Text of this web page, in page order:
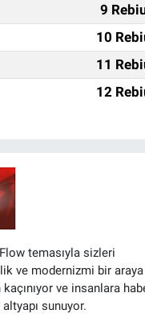
9
10
11
12
temasıyla sizleri
ve modernizmi bir araya
ve insanlara
sunuyor.